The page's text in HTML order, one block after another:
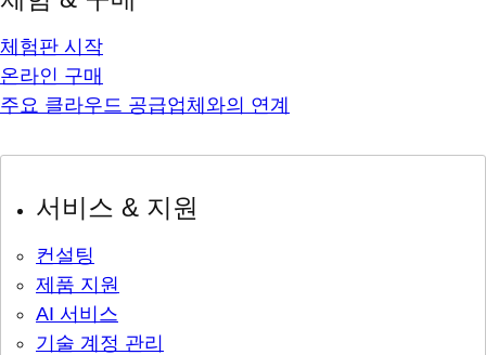
체험판 시작
온라인 구매
주요 클라우드 공급업체와의 연계
서비스 & 지원
컨설팅
제품 지원
AI 서비스
기술 계정 관리